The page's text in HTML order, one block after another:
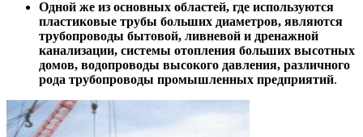
Одной же из основных областей, где используются
пластиковые трубы больших диаметров, являются
трубопроводы бытовой, ливневой и дренажной
канализации, системы отопления больших высотных
домов, водопроводы высокого давления, различного
рода трубопроводы промышленных предприятий.